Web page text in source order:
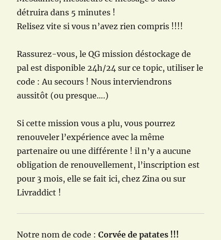
détruira dans 5 minutes !
Relisez vite si vous n’avez rien compris !!!!
Rassurez-vous, le QG mission déstockage de
pal est disponible 24h/24 sur ce topic, utiliser le
code : Au secours ! Nous interviendrons
aussitôt (ou presque….)
Si cette mission vous a plu, vous pourrez
renouveler l’expérience avec la même
partenaire ou une différente ! il n’y a aucune
obligation de renouvellement, l’inscription est
pour 3 mois, elle se fait ici, chez Zina ou sur
Livraddict !
Notre nom de code :Corvée de patates !!!